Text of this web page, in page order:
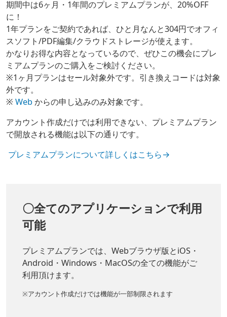
期間中は6ヶ月・1年間のプレミアムプランが、20%OFF
に！
1年プランをご契約であれば、ひと月なんと304円でオフィ
スソフト/PDF編集/クラウドストレージが使えます。
かなりお得な内容となっているので、ぜひこの機会にプレ
ミアムプランのご購入をご検討ください。
※1ヶ月プランはセール対象外です。引き換えコードは対象
外です。
※ Webからの申し込みのみ対象です。
アカウント作成だけでは利用できない、プレミアムプラン
で開放される機能は以下の通りです。
プレミアムプランについて詳しくはこちら→
〇全てのアプリケーションで利用
可能
プレミアムプランでは、Webブラウザ版とiOS・
Android・Windows・MacOSの全ての機能がご
利用頂けます。
※アカウント作成だけでは機能が一部制限されます